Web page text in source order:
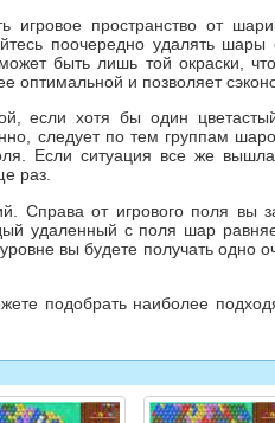
игровое пространство от
поочередно удалять шары
быть лишь той окраски,
оптимальной и позволяет
если хотя бы один
следует по тем группам
Если ситуация все же вышла
раз.
Справа от игрового поля вы
удаленный с поля шар
вы будете получать одно
подобрать наиболее